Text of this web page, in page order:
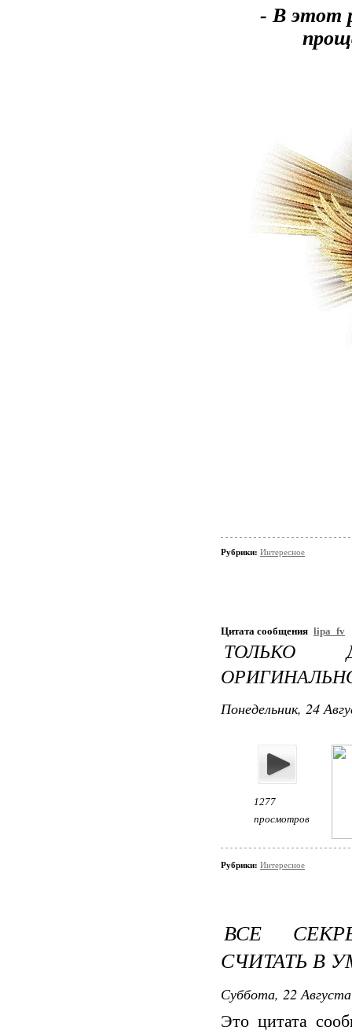
- В этот
Рубрики: Интересное
Цитата сообщения lipa_fv
ТОЛЬКО
Понедельник, 24
1277
просмотров
Рубрики: Интересное
ВСЕ
СЧИТАТЬ В
Суббота, 22
Это цитата